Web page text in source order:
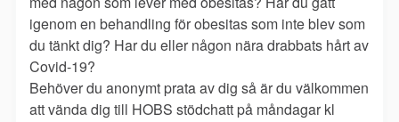
igenom en behandling för obesitas som inte blev som
du tänkt dig? Har du eller någon nära drabbats hårt av
Covid-19?
Behöver du anonymt prata av dig så är du välkommen
att vända dig till HOBS stödchatt på måndagar kl